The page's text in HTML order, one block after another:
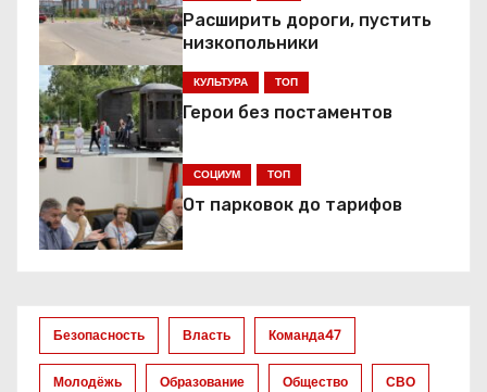
а
ц
и
я
п
о
а
Расширить дороги, пустить
низкопольники
КУЛЬТУРА ТОП
Герои без постаментов
СОЦИУМ ТОП
От парковок до тарифов
Безопасность Власть Команда47
Молодёжь Образование Общество СВО